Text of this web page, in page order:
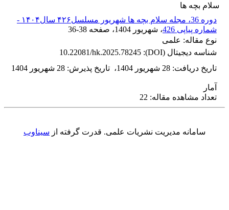
سلام بچه ها
دوره 36، مجله سلام بچه ها شهریور مسلسل۴۲۶ سال۱۴۰۴ -
شماره پیاپی 426
، شهریور 1404 ، صفحه 36-38
نوع مقاله: علمی
شناسه دیجیتال (DOI):
10.22081/hk.2025.78245
تاریخ دریافت: 28 شهریور 1404 ، تاریخ پذیرش: 28 شهریور 1404
آمار
تعداد مشاهده مقاله: 22
سامانه مدیریت نشریات علمی. قدرت گرفته از سیناوب